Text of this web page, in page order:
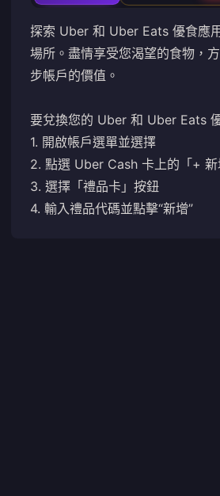
探索 Uber 和 Uber Eats 優食應
場所。盡情享受您渴望的食物，
步帳戶的價值。
要兌換您的 Uber 和 Uber Eats
1. 開啟帳戶選單並選擇
2. 點選 Uber Cash 卡上的「+
3. 選擇「禮品卡」按鈕
4. 輸入禮品代碼並點擊“新增”